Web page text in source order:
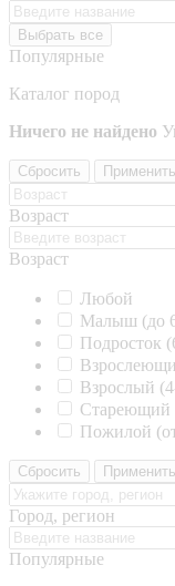
Выбрать все
Популярные
Каталог пород
Ничего не найдено
Сбросить Применить
Возраст
Возраст
Любой
Малыш (до
Подросток
Взрослый
Стареющий
Пожилой
Сбросить Применить
Город, регион
Популярные